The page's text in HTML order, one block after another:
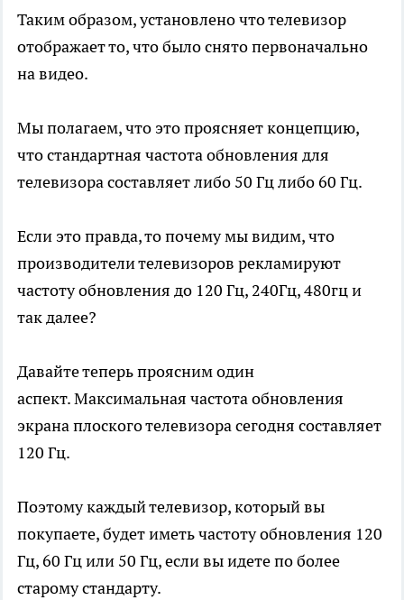
Таким образом, установлено что телевизор
отображает то, что было снято первоначально
на видео.
Мы полагаем, что это проясняет концепцию,
что стандартная частота обновления для
телевизора составляет либо 50 Гц либо 60 Гц.
Если это правда, то почему мы видим, что
производители телевизоров рекламируют
частоту обновления до 120 Гц, 240Гц, 480гц и
так далее?
Давайте теперь проясним один
аспект. Максимальная частота обновления
экрана плоского телевизора сегодня составляет
120 Гц.
Поэтому каждый телевизор, который вы
покупаете, будет иметь частоту обновления 120
Гц, 60 Гц или 50 Гц, если вы идете по более
старому стандарту.